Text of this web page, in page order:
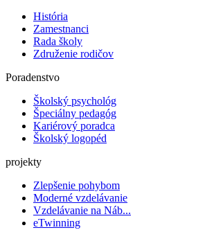
História
Zamestnanci
Rada školy
Združenie rodičov
Poradenstvo
Školský psychológ
Špeciálny pedagóg
Kariérový poradca
Školský logopéd
projekty
Zlepšenie pohybom
Moderné vzdelávanie
Vzdelávanie na Náb...
eTwinning